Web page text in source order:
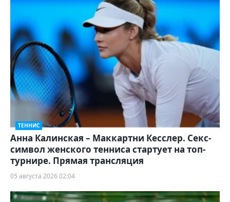
ТЕННИС
Анна Калинская – Маккартни Кесслер. Секс-
символ женского тенниса стартует на топ-
турнире. Прямая трансляция
05 августа 2026 02:04